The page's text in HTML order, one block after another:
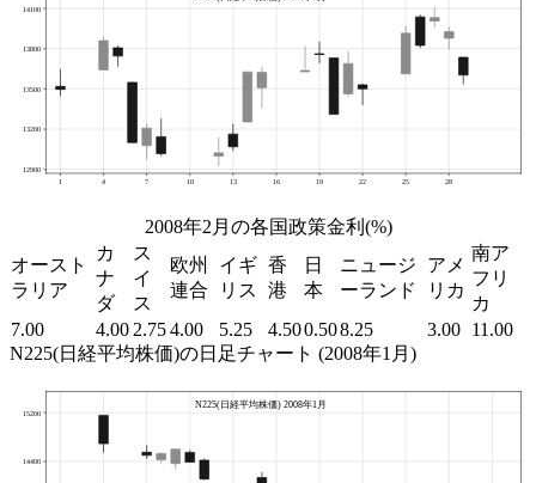
2008年2月の各国政策金利(%)
オースト
ラリア
カ
ナ
ダ
ス
イ
ス
欧州
連合
イギ
リス
香
港
日
本
ニュージ
ーランド
アメ
リカ
南ア
フリ
カ
7.00
4.00 2.754.00 5.25 4.500.508.25 3.00 11.00
N225(日経平均株価)の日足チャート (2008年1月)